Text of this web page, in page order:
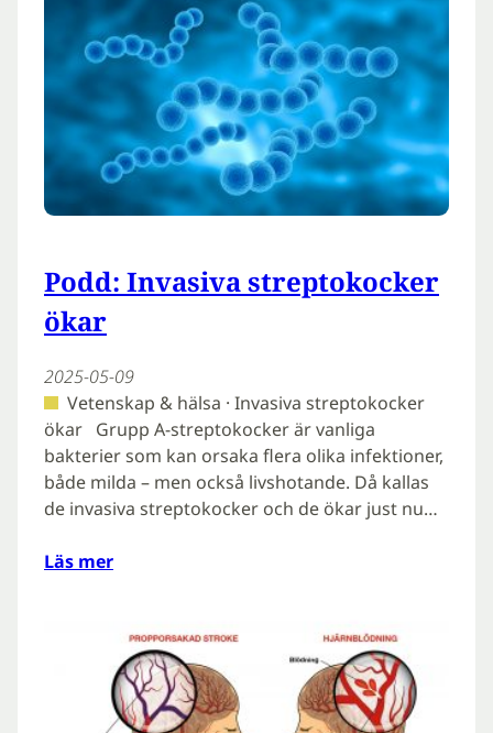
Podd: Invasiva streptokocker
ökar
2025-05-09
Vetenskap & hälsa · Invasiva streptokocker
ökar Grupp A-streptokocker är vanliga
bakterier som kan orsaka flera olika infektioner,
både milda – men också livshotande. Då kallas
de invasiva streptokocker och de ökar just nu…
Läs mer